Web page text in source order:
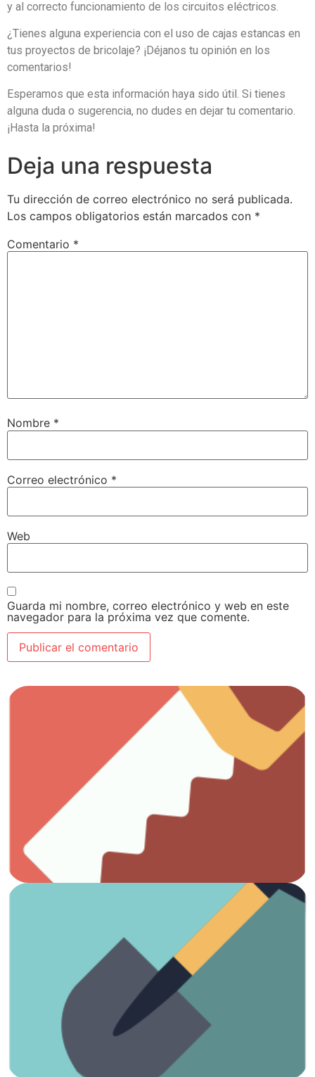
y al correcto funcionamiento de los circuitos eléctricos.
¿Tienes alguna experiencia con el uso de cajas estancas en
tus proyectos de bricolaje? ¡Déjanos tu opinión en los
comentarios!
Esperamos que esta información haya sido útil. Si tienes
alguna duda o sugerencia, no dudes en dejar tu comentario.
¡Hasta la próxima!
Deja una respuesta
Tu dirección de correo electrónico no será publicada.
Los campos obligatorios están marcados con *
Comentario *
Nombre *
Correo electrónico *
Web
Guarda mi nombre, correo electrónico y web en este
navegador para la próxima vez que comente.
Carpintería
Todo lo que necesitas para el trabajo con madera.
Jardinería
¡Es hora de arreglar el jardín!
Ver artículos